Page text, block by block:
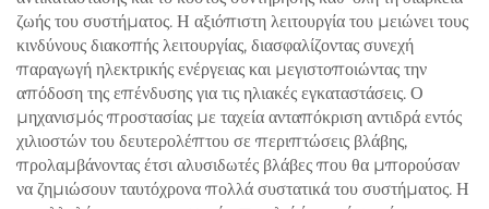
ζωής του συστήματος. Η αξιόπιστη λειτουργία του μειώνει τους
κινδύνους διακοπής λειτουργίας, διασφαλίζοντας συνεχή
παραγωγή ηλεκτρικής ενέργειας και μεγιστοποιώντας την
απόδοση της επένδυσης για τις ηλιακές εγκαταστάσεις. Ο
μηχανισμός προστασίας με ταχεία ανταπόκριση αντιδρά εντός
χιλιοστών του δευτερολέπτου σε περιπτώσεις βλάβης,
προλαμβάνοντας έτσι αλυσιδωτές βλάβες που θα μπορούσαν
να ζημιώσουν ταυτόχρονα πολλά συστατικά του συστήματος. Η